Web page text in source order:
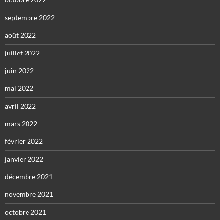
septembre 2022
août 2022
juillet 2022
juin 2022
mai 2022
avril 2022
mars 2022
février 2022
janvier 2022
décembre 2021
novembre 2021
octobre 2021